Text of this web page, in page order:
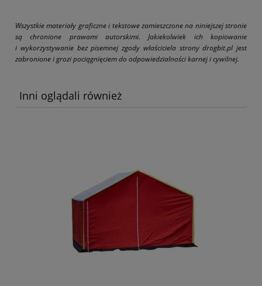
Wszystkie materiały graficzne i tekstowe zamieszczone na niniejszej stronie
są chronione prawami autorskimi. Jakiekolwiek ich kopiowanie
i wykorzystywanie bez pisemnej zgody właściciela strony drogbit.pl jest
zabronione i grozi pociągnięciem do odpowiedzialności karnej i cywilnej.
Inni oglądali również